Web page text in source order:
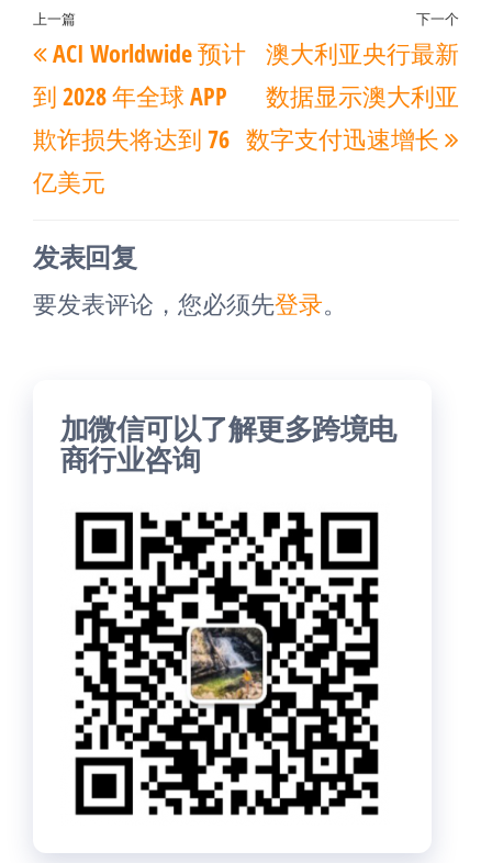
文
章
导
航
上
一
篇
文
章
上一篇
ACI Worldwide 预计
到 2028 年全球 APP
欺诈损失将达到 76
亿美元
下
下一个
澳大利亚央行最新
数据显示澳大利亚
数字支付迅速增长
发表回复
要发表评论，您必须先登录。
加微信可以了解更多跨境电
商行业咨询